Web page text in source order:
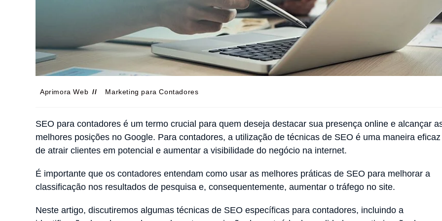
Aprimora Web Marketing para Contadores
SEO para contadores é um termo crucial para quem deseja destacar sua presença online e alcançar
melhores posições no Google. Para contadores, a utilização de técnicas de SEO é uma maneira eficaz
de atrair clientes em potencial e aumentar a visibilidade do negócio na internet.
É importante que os contadores entendam como usar as melhores práticas de SEO para melhorar a
classificação nos resultados de pesquisa e, consequentemente, aumentar o tráfego no site.
Neste artigo, discutiremos algumas técnicas de SEO específicas para contadores, incluindo a